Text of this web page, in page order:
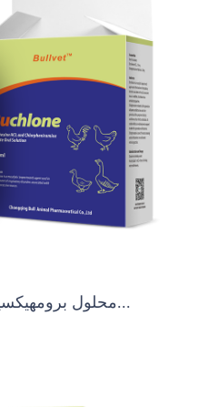
محلول برومهيكسين هيدروكلوريد...